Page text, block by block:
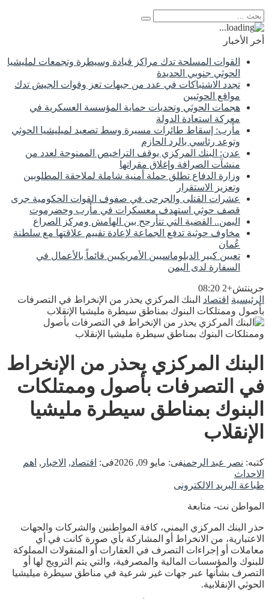
أخر الأخبار
القوات المسلحة تدك مراكز قيادة وسيطرة وتجمعات لمليشيا
الحوثي جنوبي الحديدة
تجدد الاشتباكات في عدد من جبهات تعز وقوات الجيش تدك
مواقع الحوثيين
هجمات الحوثي وتحديات حماية المؤسسة العسكرية في
معركة استعادة الدولة
مأرب: إسقاط طائرات مسيرة وسط تصعيد لميليشيا الحوثي
وتوعد رئاسي بالرد الحازم
عدن: البنك المركزي يوقف التراخيص الممنوحة لعدد من
منشآت الصرافة وإغلاق مقراتها
وزارة الدفاع تطلق حملة أمنية شاملة لملاحقة المطلوبين
وتعزيز الاستقرار
عشرات القتلى والجرحى في صفوف القوات الحكومية جرى
قصف حوثي استهدف معسكرات في مأرب وحضرموت
اليمن.. القضية التي تتأرجح بين الهامش ومركز الصراع
مخاوف حوثية تدفع الجماعة لإعادة تقييم علاقتها مع سلطنة
عُمان
تعيين كبير الدبلوماسيين الأمريكيين قائماً بالأعمال في
السفارة لدى اليمن
جرينتش+2 08:20
الرئيسية اقتصاد البنك المركزي يحذر من الإنخراط في التصرفات
بأصول وممتلكات البنوك بمناطق سيطرة مليشيا الإنقلاب
البنك المركزي يحذر من الإنخراط
في التصرفات بأصول وممتلكات
البنوك بمناطق سيطرة مليشيا
الإنقلاب
كتبه: نصر عبد الرحمنفى: مايو 09, 2026 فى: اقتصاد, الاخبار , اهم
الاحداث
طباعة البريد الالكترونى
المواطن نت- متابعة
حذر البنك المركزي اليمني، كافة المواطنين والشركات والجهات
الاعتبارية، من الانخراط أو المشاركة بأي صورة كانت في أي
معاملات أو إجراءات التصرف في العقارات أو المنقولات المملوكة
للبنوك والمؤسسات المالية والمصرفية، والتي يتم الترويج لها أو
التصرف بشأنها عبر جهات غير شرعية في مناطق سيطرة ميليشيا
الحوثي الإنقلابية.